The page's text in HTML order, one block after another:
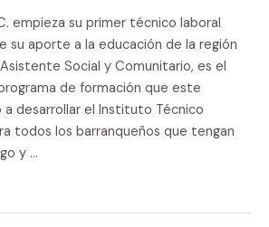
empieza su primer técnico laboral
su aporte a la educación de la región
Social y Comunitario, es el
de formación que este
desarrollar el Instituto Técnico
todos los barranqueños que tengan
y …